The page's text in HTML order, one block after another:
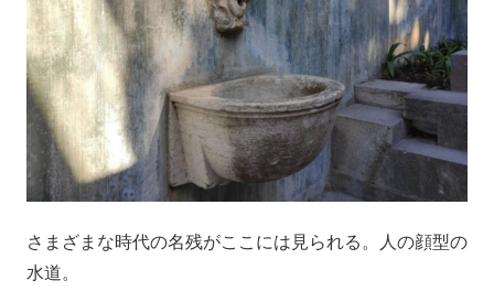
さまざまな時代の名残がここには見られる。人の顔型の
水道。